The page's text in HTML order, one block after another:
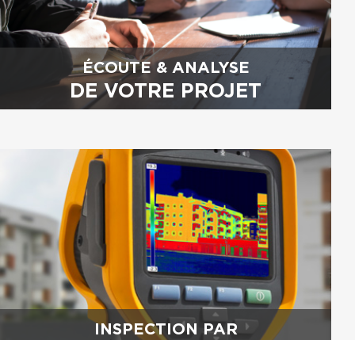
ÉCOUTE & ANALYSE
DE VOTRE PROJET
INSPECTION PAR